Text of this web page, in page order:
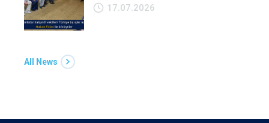
17.07.2026
All News